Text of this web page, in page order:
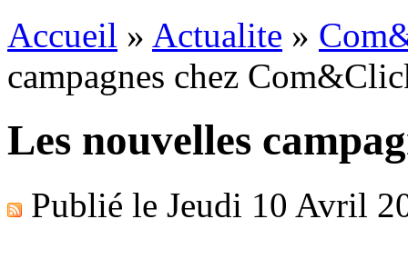
Accueil » Actualite »
campagnes chez
Les nouvelles
Publié le Jeudi 10 Avril